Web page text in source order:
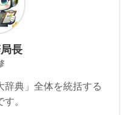
長
辞典」全体を統括する
。